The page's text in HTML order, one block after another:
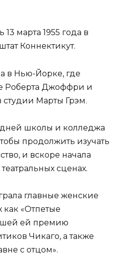
марта 1955 года в
Коннектикут.
в Нью-Йорке, где
Роберта Джоффри и
Марты Грэм.
школы и колледжа
продолжить изучать
и вскоре начала
сценах.
главные женские
как «Отпетые
ей премию
Чикаго, а также
с отцом».